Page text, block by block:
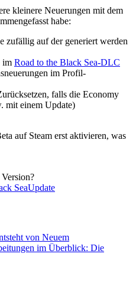
kleinere Neuerungen mit dem
habe:
zufällig auf der generiert werden
im Road to the Black Sea-DLC
im Profil-
falls die Economy
mit einem Update)
auf Steam erst aktivieren, was
SeaUpdate
von Neuem
im Überblick: Die